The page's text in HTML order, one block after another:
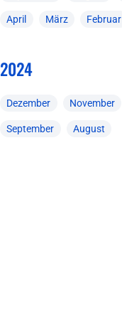
April März Februar
2024
Dezember November
September August